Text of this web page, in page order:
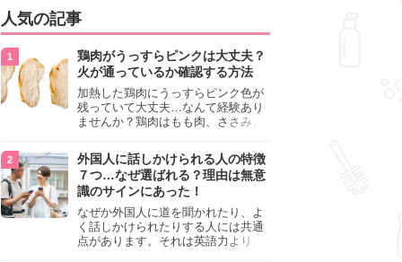
人気の記事
鶏肉がうっすらピンクは大丈夫？
火が通っているか確認する方法
加熱した鶏肉にうっすらピンク色が
残っていて大丈夫…なんて経験あり
ませんか？鶏肉はもも肉、ささみ、
わいが異なり、いろいろと楽しめる
料理ですが、鶏肉は加熱した後でも
うっすらピンク色の部分が大丈夫な
のと気になるときがあります。この
記事では生焼けか火が通っているの
かを確認する方法や、鶏肉を調理す
るときの注意点を紹介しますので、
参考にしてみてくださいね。
外国人に話しかけられる人の特徴
７つ…なぜ選ばれる？理由は無意
識のサインにあった！
なぜか外国人に道を聞かれたり、よ
く話しかけられたりする人には共通
点があります。それは英語力より